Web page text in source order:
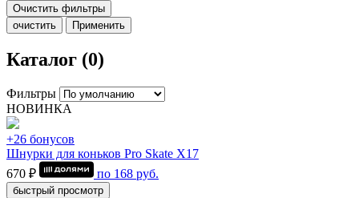
Очистить фильтры
очистить
Применить
Каталог (0)
Фильтры
НОВИНКА
+26 бонусов
Шнурки для коньков Pro Skate Х17
670 ₽
по 168 руб.
быстрый просмотр